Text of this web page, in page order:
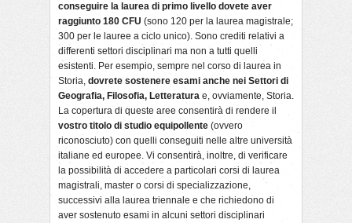
conseguire la laurea di primo livello dovete aver
raggiunto 180 CFU (sono 120 per la laurea magistrale;
300 per le lauree a ciclo unico). Sono crediti relativi a
differenti settori disciplinari ma non a tutti quelli
esistenti. Per esempio, sempre nel corso di laurea in
Storia, dovrete sostenere esami anche nei Settori di
Geografia, Filosofia, Letteratura e, ovviamente, Storia.
La copertura di queste aree consentirà di rendere il
vostro titolo di studio equipollente (ovvero
riconosciuto) con quelli conseguiti nelle altre università
italiane ed europee. Vi consentirà, inoltre, di verificare
la possibilità di accedere a particolari corsi di laurea
magistrali, master o corsi di specializzazione,
successivi alla laurea triennale e che richiedono di
aver sostenuto esami in alcuni settori disciplinari